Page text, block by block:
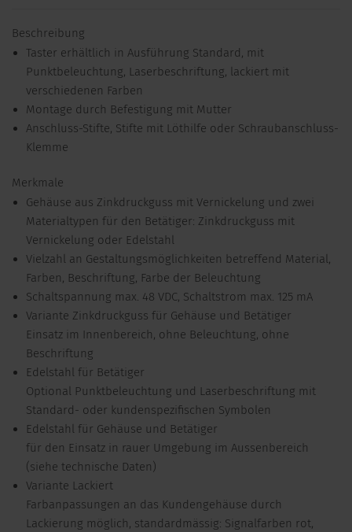
Beschreibung
Taster erhältlich in Ausführung Standard, mit
Punktbeleuchtung, Laserbeschriftung, lackiert mit
verschiedenen Farben
Montage durch Befestigung mit Mutter
Anschluss-Stifte, Stifte mit Löthilfe oder Schraubanschluss-
Klemme
Merkmale
Gehäuse aus Zinkdruckguss mit Vernickelung und zwei
Materialtypen für den Betätiger: Zinkdruckguss mit
Vernickelung oder Edelstahl
Vielzahl an Gestaltungsmöglichkeiten betreffend Material,
Farben, Beschriftung, Farbe der Beleuchtung
Schaltspannung max. 48 VDC, Schaltstrom max. 125 mA
Variante Zinkdruckguss für Gehäuse und Betätiger
Einsatz im Innenbereich, ohne Beleuchtung, ohne
Beschriftung
Edelstahl für Betätiger
Optional Punktbeleuchtung und Laserbeschriftung mit
Standard- oder kundenspezifischen Symbolen
Edelstahl für Gehäuse und Betätiger
für den Einsatz in rauer Umgebung im Aussenbereich
(siehe technische Daten)
Variante Lackiert
Farbanpassungen an das Kundengehäuse durch
Lackierung möglich, standardmässig: Signalfarben rot,